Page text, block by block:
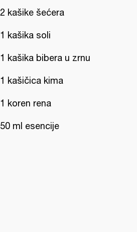
2 kašike šećera
1 kašika soli
1 kašika bibera u zrnu
1 kašičica kima
1 koren rena
50 ml esencije